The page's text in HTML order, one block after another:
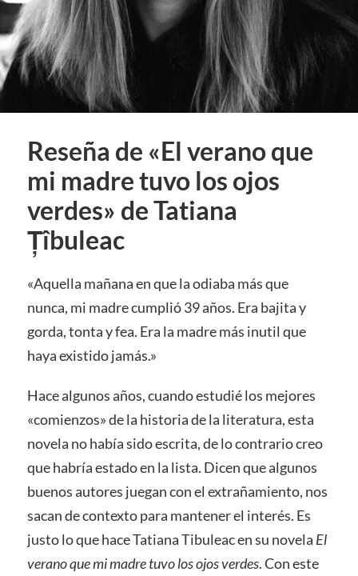
Reseña de «El verano que
mi madre tuvo los ojos
verdes» de Tatiana
Țîbuleac
«Aquella mañana en que la odiaba más que
nunca, mi madre cumplió 39 años. Era bajita y
gorda, tonta y fea. Era la madre más inutil que
haya existido jamás.»
Hace algunos años, cuando estudié los mejores
«comienzos» de la historia de la literatura, esta
novela no había sido escrita, de lo contrario creo
que habría estado en la lista. Dicen que algunos
buenos autores juegan con el extrañamiento, nos
sacan de contexto para mantener el interés. Es
justo lo que hace Tatiana Tibuleac en su novela El
verano que mi madre tuvo los ojos verdes. Con este